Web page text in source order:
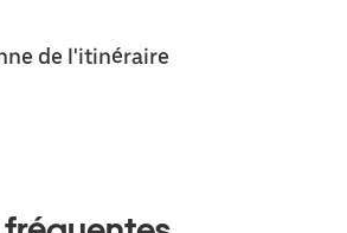
de l'itinéraire